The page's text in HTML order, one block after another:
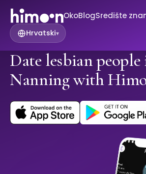
OkoBlogSredište
Hrvatski▾
Date lesbian
Nanning with